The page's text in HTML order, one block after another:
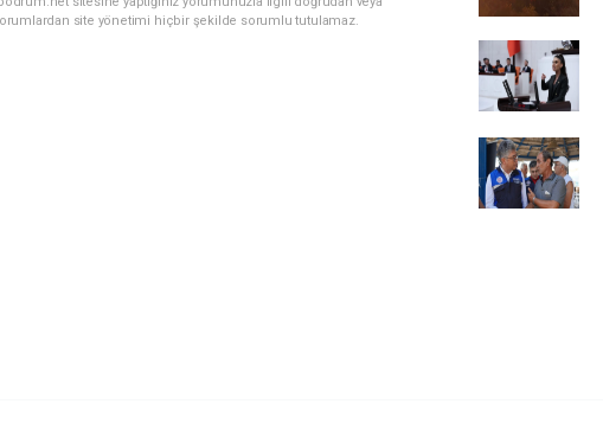
site yönetimi hiçbir şekilde sorumlu tutulamaz.